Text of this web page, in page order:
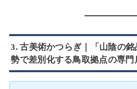
3. 古美術かつらぎ｜「山陰の
勢で差別化する鳥取拠点の専門